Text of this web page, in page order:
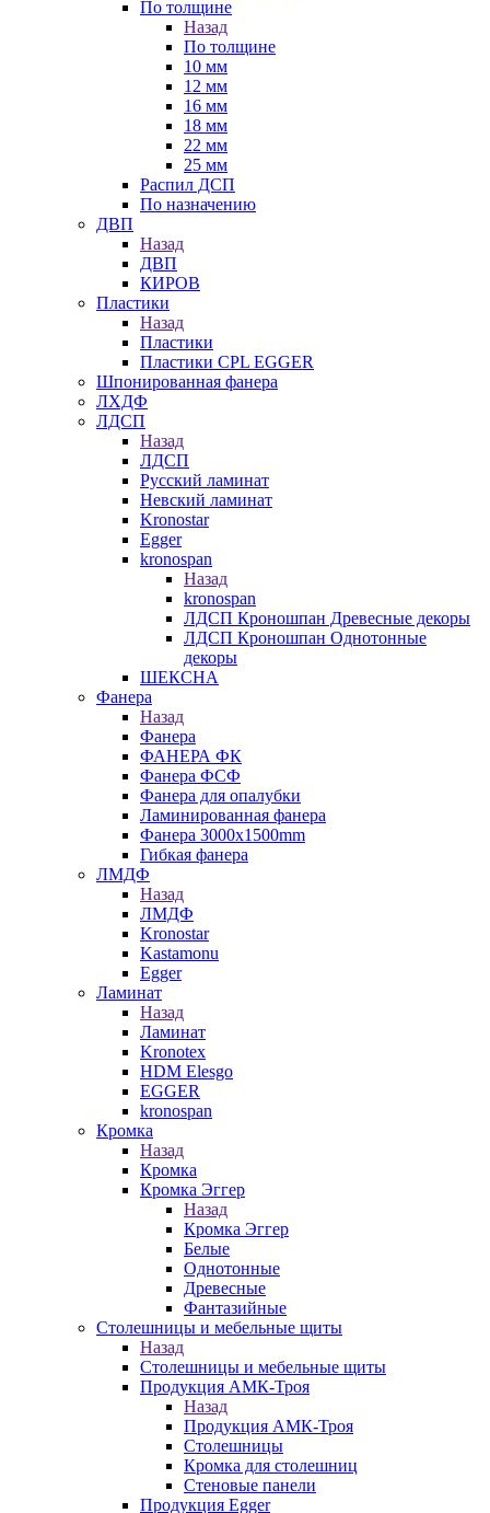
По толщине
Назад
По толщине
10 мм
12 мм
16 мм
18 мм
22 мм
25 мм
Распил ДСП
По назначению
ДВП
Назад
ДВП
КИРОВ
Пластики
Назад
Пластики
Пластики CPL EGGER
Шпонированная фанера
ЛХДФ
ЛДСП
Назад
ЛДСП
Русский ламинат
Невский ламинат
Kronostar
Egger
kronospan
Назад
kronospan
ЛДСП Кроношпан Древесные декоры
ЛДСП Кроношпан Однотонные
декоры
ШЕКСНА
Фанера
Назад
Фанера
ФАНЕРА ФК
Фанера ФСФ
Фанера для опалубки
Ламинированная фанера
Фанера 3000х1500mm
Гибкая фанера
ЛМДФ
Назад
ЛМДФ
Kronostar
Kastamonu
Egger
Ламинат
Назад
Ламинат
Kronotex
HDM Elesgo
EGGER
kronospan
Кромка
Назад
Кромка
Кромка Эггер
Назад
Кромка Эггер
Белые
Однотонные
Древесные
Фантазийные
Столешницы и мебельные щиты
Назад
Столешницы и мебельные щиты
Продукция АМК-Троя
Назад
Продукция АМК-Троя
Столешницы
Кромка для столешниц
Стеновые панели
Продукция Egger